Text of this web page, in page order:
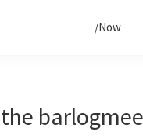
/Now
the